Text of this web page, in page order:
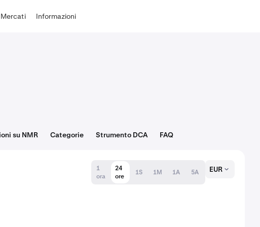
Mercati Informazioni
su NMR Categorie Strumento DCA FAQ
1
ora
24
ore
1S 1M 1A 5A EUR